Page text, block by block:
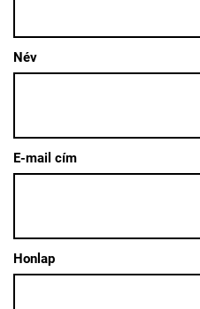
Név
E-mail cím
Honlap